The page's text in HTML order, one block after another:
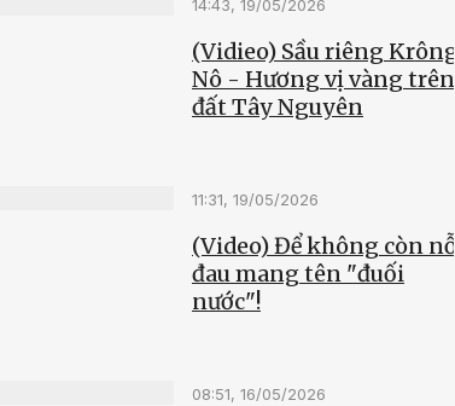
14:43, 19/05/2026
(Vidieo) Sầu riêng Krông
Nô - Hương vị vàng trên
đất Tây Nguyên
11:31, 19/05/2026
(Video) Để không còn nỗi
đau mang tên "đuối
nước"!
08:51, 16/05/2026